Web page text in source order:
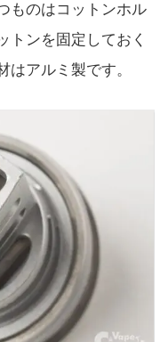
ものはコットンホル
トンを固定しておく
はアルミ製です。